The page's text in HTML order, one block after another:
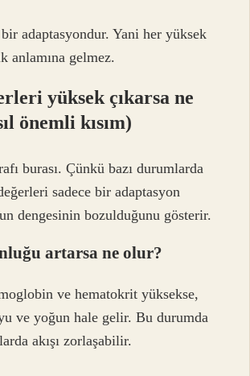
adaptasyondur. Yani her yüksek
anlamına gelmez.
yüksek çıkarsa ne
önemli kısım)
burası. Çünkü bazı durumlarda
sadece bir adaptasyon
dengesinin bozulduğunu gösterir.
artarsa ne olur?
ve hematokrit yüksekse,
ve yoğun hale gelir. Bu durumda
akışı zorlaşabilir.